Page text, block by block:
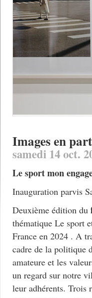
Images en
samedi 14 oct.
Le sport mon
Inauguration parvis
Deuxième édition du
thématique Le sport
France en 2024 . A
cadre de la politique
amateure et les
un regard sur notre
leur adhérents. Trois